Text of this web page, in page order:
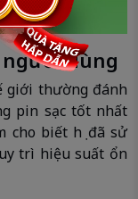
dùng
giới thường đánh
pin sạc tốt nhất
cho biết họ đã sử
trì hiệu suất ổn